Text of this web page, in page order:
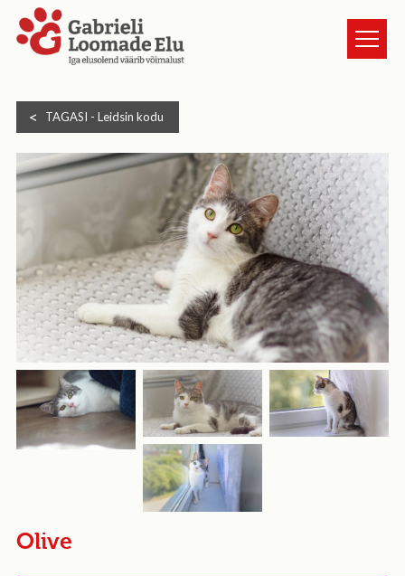
TURVAKODUST
LOOMAD
UUDISED
ANNETA
KASSI VÕTMINE
GALERII
HEA TEADA
TULE VABATAHTLIKUKS
KONTAKT
TAGASI - Leidsin kodu
Olive